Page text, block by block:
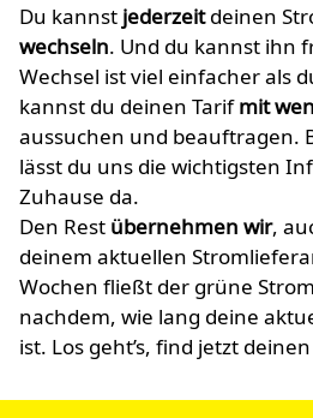
Du kannst jederzeitdeinen
wechseln. Und du kannst ihn
Wechsel ist viel einfacher als
kannst du deinen Tarifmit
aussuchen und beauftragen.
lässt du uns die wichtigsten
Zuhause da.
Den Rest übernehmen wir,
deinem aktuellen
Wochen fließt der grüne
nachdem, wie lang deine
ist. Los geht’s, find jetzt